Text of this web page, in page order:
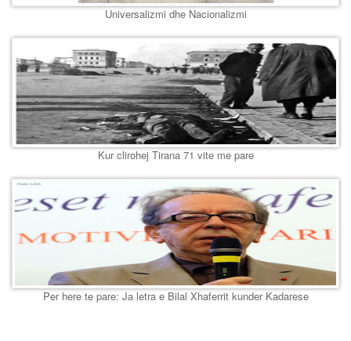
Universalizmi dhe Nacionalizmi
Kur clirohej Tirana 71 vite me pare
Per here te pare: Ja letra e Bilal Xhaferrit kunder Kadarese